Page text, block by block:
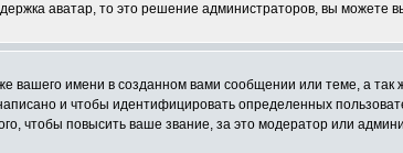
аватар, то это решение администраторов, вы можете
имени в созданном вами сообщении или теме, а
и чтобы идентифицировать определенных
чтобы повысить ваше звание, за это модератор или